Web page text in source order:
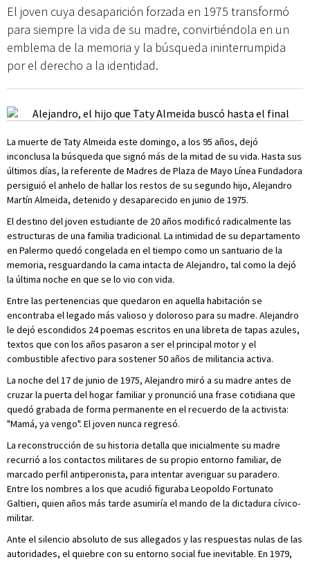
El joven cuya desaparición forzada en 1975 transformó
para siempre la vida de su madre, convirtiéndola en un
emblema de la memoria y la búsqueda ininterrumpida
por el derecho a la identidad.
La muerte de Taty Almeida este domingo, a los 95 años, dejó
inconclusa la búsqueda que signó más de la mitad de su vida. Hasta sus
últimos días, la referente de Madres de Plaza de Mayo Línea Fundadora
persiguió el anhelo de hallar los restos de su segundo hijo, Alejandro
Martín Almeida, detenido y desaparecido en junio de 1975.
El destino del joven estudiante de 20 años modificó radicalmente las
estructuras de una familia tradicional. La intimidad de su departamento
en Palermo quedó congelada en el tiempo como un santuario de la
memoria, resguardando la cama intacta de Alejandro, tal como la dejó
la última noche en que se lo vio con vida.
Entre las pertenencias que quedaron en aquella habitación se
encontraba el legado más valioso y doloroso para su madre. Alejandro
le dejó escondidos 24 poemas escritos en una libreta de tapas azules,
textos que con los años pasaron a ser el principal motor y el
combustible afectivo para sostener 50 años de militancia activa.
La noche del 17 de junio de 1975, Alejandro miró a su madre antes de
cruzar la puerta del hogar familiar y pronunció una frase cotidiana que
quedó grabada de forma permanente en el recuerdo de la activista:
"Mamá, ya vengo". El joven nunca regresó.
La reconstrucción de su historia detalla que inicialmente su madre
recurrió a los contactos militares de su propio entorno familiar, de
marcado perfil antiperonista, para intentar averiguar su paradero.
Entre los nombres a los que acudió figuraba Leopoldo Fortunato
Galtieri, quien años más tarde asumiría el mando de la dictadura cívico-
militar.
Ante el silencio absoluto de sus allegados y las respuestas nulas de las
autoridades, el quiebre con su entorno social fue inevitable. En 1979,